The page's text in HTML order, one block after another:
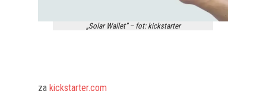
„Solar Wallet” – fot: kickstarter
za kickstarter.com